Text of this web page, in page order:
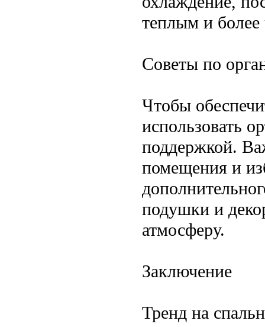
теплым и
Советы по
Чтобы
использовать
поддержкой.
помещения и
подушки и
атмосферу.
Заключение
Тренд на